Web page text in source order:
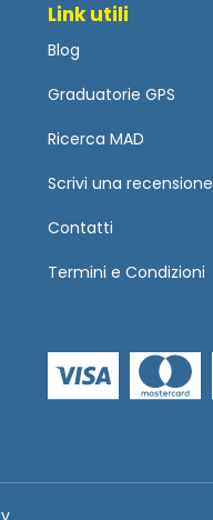
Link utili
Blog
Graduatorie GPS
Ricerca MAD
Scrivi una recensione
Contatti
Termini e Condizioni